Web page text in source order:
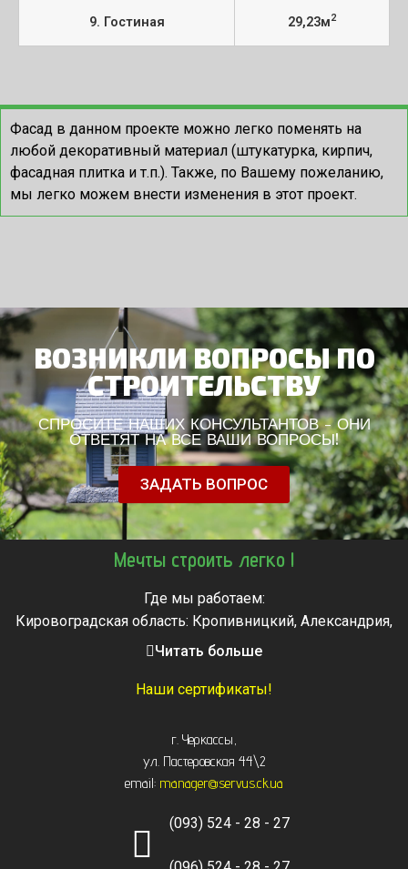
9. Гостиная 29,23м2
Фасад в данном проекте можно легко поменять на
любой декоративный материал (штукатурка, кирпич,
фасадная плитка и т.п.). Также, по Вашему пожеланию,
мы легко можем внести изменения в этот проект.
ВОЗНИКЛИ ВОПРОСЫ ПО
СТРОИТЕЛЬСТВУ
СПРОСИТЕ НАШИХ КОНСУЛЬТАНТОВ - ОНИ
ОТВЕТЯТ НА ВСЕ ВАШИ ВОПРОСЫ!
ЗАДАТЬ ВОПРОС
Мечты строить легко !
Где мы работаем:
Кировоградская область: Кропивницкий, Александрия,
Знаменка, Долинская, Новоархангельск, Светловодск
Звенигородка, Золотоноша, Каменка, Канев, Корсунь-
Монастырище, Смела, Тальное, Умань, Христиновка.
Черкассы, Чигирин, Чорнобай, Шпола
Читать больше
Наши сертификаты!
г. Черкассы
ул. Пастеровская 44\2
email: manager@servus.ck.ua
(093) 524 - 28 - 27